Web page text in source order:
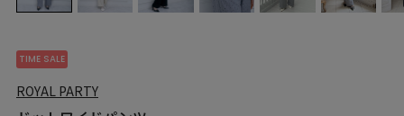
TIME SALE
ROYAL PARTY